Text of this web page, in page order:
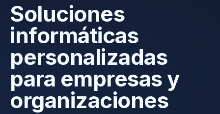
Soluciones
informáticas
personalizadas
para empresas y
organizaciones